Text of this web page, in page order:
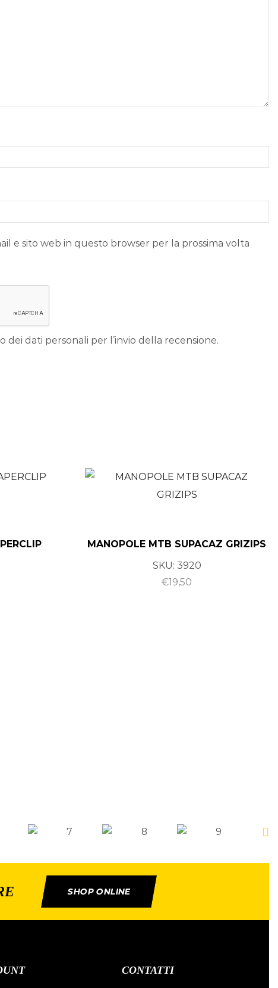
e sito web in questo browser per la prossima volta
dati personali per l’invio della recensione.
MANOPOLE MTB SUPACAZ GRIZIPS
SKU: 3920
€19,50
SHOP ONLINE
CONTATTI